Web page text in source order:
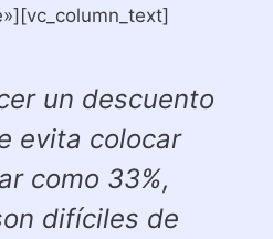
un descuento
evita colocar
como 33%,
difíciles de